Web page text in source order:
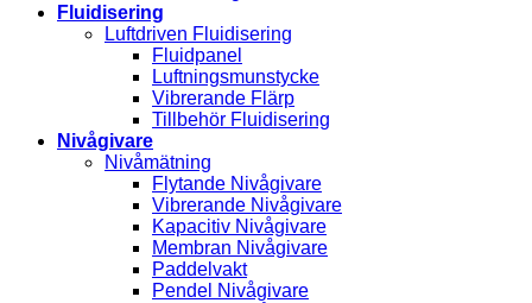
Fluidisering
Luftdriven Fluidisering
Fluidpanel
Luftningsmunstycke
Vibrerande Flärp
Tillbehör Fluidisering
Nivågivare
Nivåmätning
Flytande Nivågivare
Vibrerande Nivågivare
Kapacitiv Nivågivare
Membran Nivågivare
Paddelvakt
Pendel Nivågivare